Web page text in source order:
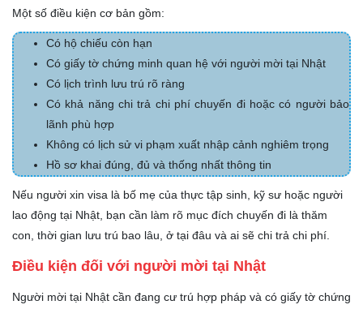
Một số điều kiện cơ bản gồm:
Có hộ chiếu còn hạn
Có giấy tờ chứng minh quan hệ với người mời tại Nhật
Có lịch trình lưu trú rõ ràng
Có khả năng chi trả chi phí chuyến đi hoặc có người bảo
lãnh phù hợp
Không có lịch sử vi phạm xuất nhập cảnh nghiêm trọng
Hồ sơ khai đúng, đủ và thống nhất thông tin
Nếu người xin visa là bố mẹ của thực tập sinh, kỹ sư hoặc người
lao động tại Nhật, bạn cần làm rõ mục đích chuyến đi là thăm
con, thời gian lưu trú bao lâu, ở tại đâu và ai sẽ chi trả chi phí.
Điều kiện đối với người mời tại Nhật
Người mời tại Nhật cần đang cư trú hợp pháp và có giấy tờ chứng